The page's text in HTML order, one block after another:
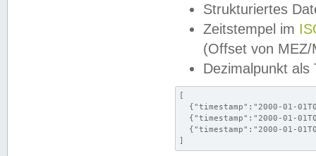
Strukturiertes
Zeitstempel im
(Offset von MEZ/
Dezimalpunkt als
[
{"timestamp":"2000-01-
{"timestamp":"2000-01-
{"timestamp":"2000-01-
]